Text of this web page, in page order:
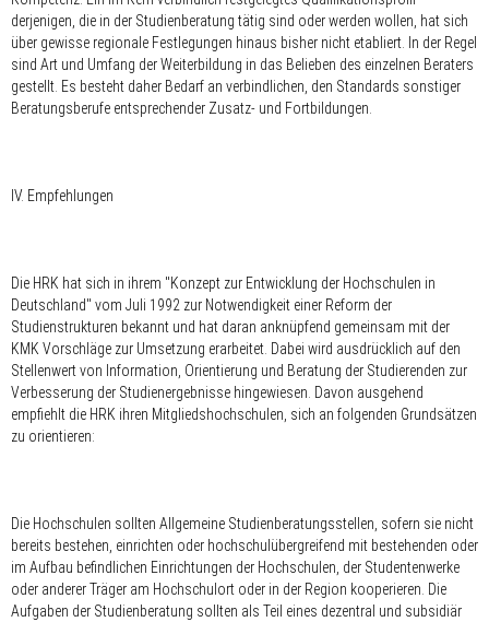
derjenigen, die in der Studienberatung tätig sind oder werden wollen, hat sich
über gewisse regionale Festlegungen hinaus bisher nicht etabliert. In der Regel
sind Art und Umfang der Weiterbildung in das Belieben des einzelnen Beraters
gestellt. Es besteht daher Bedarf an verbindlichen, den Standards sonstiger
Beratungsberufe entsprechender Zusatz- und Fortbildungen.
IV. Empfehlungen
Die HRK hat sich in ihrem "Konzept zur Entwicklung der Hochschulen in
Deutschland" vom Juli 1992 zur Notwendigkeit einer Reform der
Studienstrukturen bekannt und hat daran anknüpfend gemeinsam mit der
KMK Vorschläge zur Umsetzung erarbeitet. Dabei wird ausdrücklich auf den
Stellenwert von Information, Orientierung und Beratung der Studierenden zur
Verbesserung der Studienergebnisse hingewiesen. Davon ausgehend
empfiehlt die HRK ihren Mitgliedshochschulen, sich an folgenden Grundsätzen
zu orientieren:
Die Hochschulen sollten Allgemeine Studienberatungsstellen, sofern sie nicht
bereits bestehen, einrichten oder hochschulübergreifend mit bestehenden oder
im Aufbau befindlichen Einrichtungen der Hochschulen, der Studentenwerke
oder anderer Träger am Hochschulort oder in der Region kooperieren. Die
Aufgaben der Studienberatung sollten als Teil eines dezentral und subsidiär